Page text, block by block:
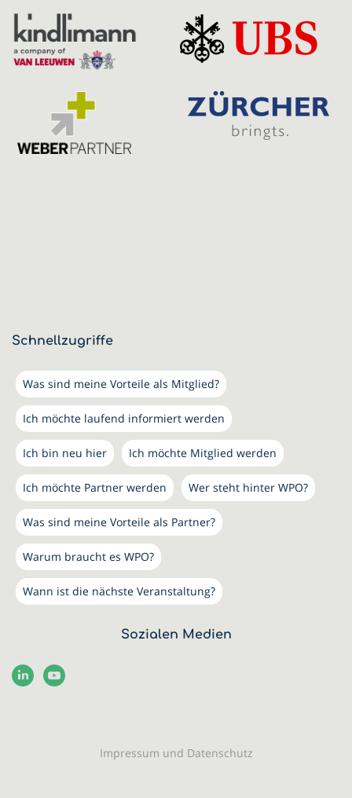
Schnellzugriffe
Was sind meine Vorteile als Mitglied?
Ich möchte laufend informiert werden
Ich bin neu hier Ich möchte Mitglied werden
Ich möchte Partner werden Wer steht hinter WPO?
Was sind meine Vorteile als Partner?
Warum braucht es WPO?
Wann ist die nächste Veranstaltung?
Sozialen Medien
Impressum und Datenschutz